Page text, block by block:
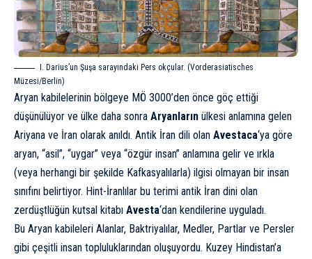
I. Darius’un Şuşa sarayındaki Pers okçular. (Vorderasiatisches
Müzesi/Berlin)
Aryan kabilelerinin bölgeye MÖ 3000’den önce göç ettiği
düşünülüyor ve ülke daha sonra Aryanların ülkesi anlamına gelen
Ariyana ve İran olarak anıldı. Antik İran dili olan Avestaca‘ya göre
aryan, “asil”, “uygar” veya “özgür insan” anlamına gelir ve ırkla
(veya herhangi bir şekilde Kafkasyalılarla) ilgisi olmayan bir insan
sınıfını belirtiyor. Hint-İranlılar bu terimi antik İran dini olan
zerdüştlüğün kutsal kitabı Avesta‘dan kendilerine uyguladı.
Bu Aryan kabileleri Alanlar, Baktriyalılar, Medler, Partlar ve Persler
gibi çeşitli insan topluluklarından oluşuyordu. Kuzey Hindistan’a